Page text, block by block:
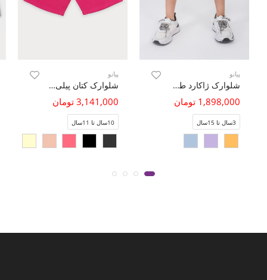
پیانو
شلوارک ژاکارد طرح گندمی (ست با کد 10791)
1,898,000 تومان
3سال تا 15سال
پیانو
شلوارک کتان پیلی دار
3,141,000 تومان
10سال تا 11سال